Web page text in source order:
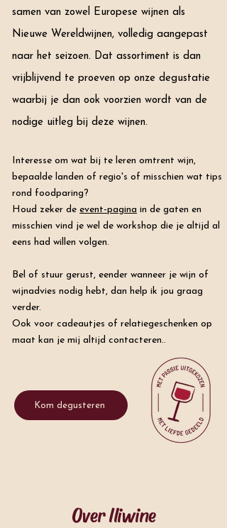
samen van zowel Europese wijnen als
Nieuwe Wereldwijnen, volledig aangepast
naar het seizoen. Dat assortiment is dan
vrijblijvend te proeven op onze degustatie
waarbij je dan ook voorzien wordt van de
nodige uitleg bij deze wijnen.
Interesse om wat bij te leren omtrent wijn,
bepaalde landen of regio's of misschien wat tips
rond foodparing?
Houd zeker de event-pagina in de gaten en
misschien vind je wel de workshop die je altijd al
eens had willen volgen.
Bel of stuur gerust, eender wanneer je wijn of
wijnadvies nodig hebt, dan help ik jou graag
verder.
Ook voor cadeautjes of relatiegeschenken op
maat kan je mij altijd contacteren..
Kom degusteren
Over Iliwine